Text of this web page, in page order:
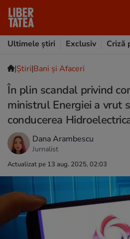
Ultimele știri
Exclusiv Criză
|Ştiri|Bani și Afaceri
În plin scandal privind
ministrul Energiei a vrut
conducerea
Dana Arambescu
Jurnalist
Actualizat pe 13 aug. 2025, 02:03